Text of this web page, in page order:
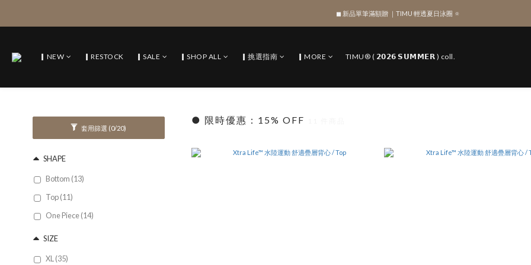
綁定 LINE 註冊新會員，獲得 $100 購物金
◼︎ 新品單筆滿額贈 ｜TIMU 輕透夏日泳圈 🔅
▎NEW ▎RESTOCK ▎SALE ▎SHOP ALL ▎挑選指南 ▎MORE TIMU® ( 𝟮𝟬𝟮𝟲 𝗦𝗨𝗠𝗠𝗘𝗥 ) coll.
套用篩選 (0/20)
SHAPE
Bottom (13)
Top (11)
One Piece (14)
SIZE
XL (35)
● 限時優惠：15% OFF